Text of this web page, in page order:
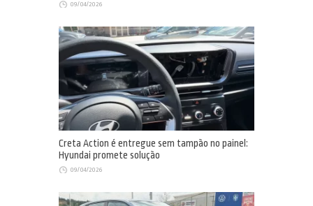
09/04/2026
Creta Action é entregue sem tampão no painel:
Hyundai promete solução
09/04/2026